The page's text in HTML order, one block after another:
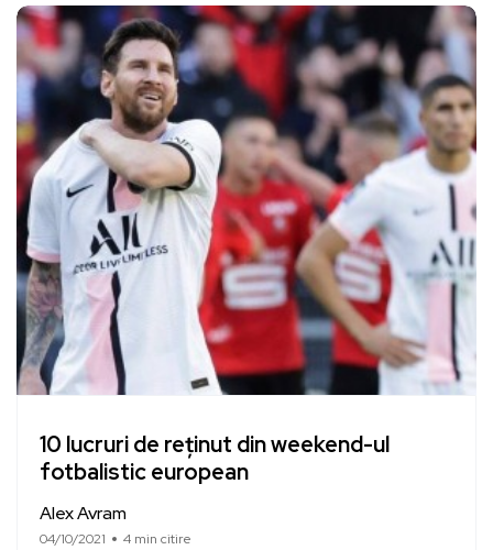
10 lucruri de reținut din weekend-ul
fotbalistic european
Alex Avram
04/10/2021 4 min citire